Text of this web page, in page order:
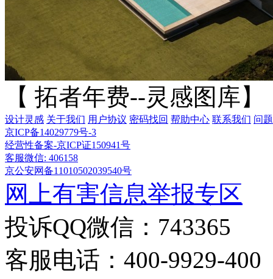
【 拓者年费--灵感图库】
设计灵感 关于我们 用户协议 密码找回 帮助中心 联系我们 问
京ICP备14029779号-3
经营性备案-京ICP证150941号
客服微信: 406158
京公安网备11010502039540号
网上有害信息举报专区
投诉QQ微信：743365
客服电话：400-9929-400